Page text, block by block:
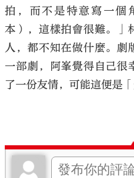
拍，而不是特意寫一個
本），這樣拍會很難。」
人，都不知在做什麼。劇
一部劇，阿峯覺得自己很
了一份友情，可能這便是「